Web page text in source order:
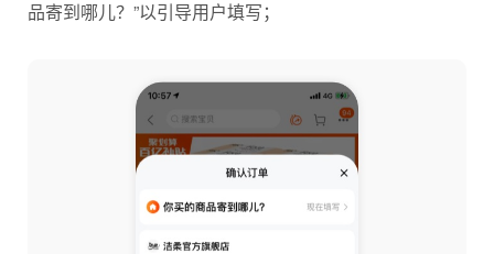
品寄到哪儿？”以引导用户填写；